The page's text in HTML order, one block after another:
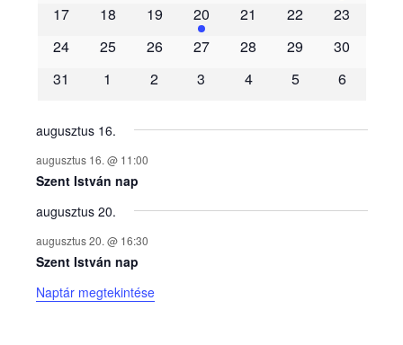
m
é
n
y
e
k
n
a
17
18 19 20 21 22
23
24
25 26 27 28 29
30
31
1 2 3 4 5 6
augusztus 16.
augusztus 16. @ 11:00
Szent István nap
augusztus 20.
augusztus 20. @ 16:30
Szent István nap
Naptár megtekintése